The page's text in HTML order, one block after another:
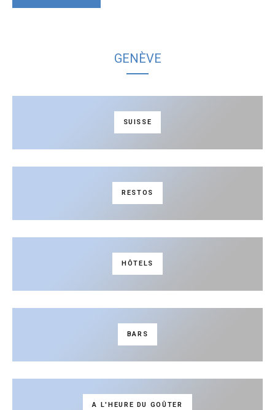
GENÈVE
SUISSE
RESTOS
HÔTELS
BARS
A L'HEURE DU GOÛTER